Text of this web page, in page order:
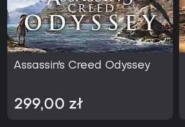
Assassin's Creed Odyssey
299,00 zł